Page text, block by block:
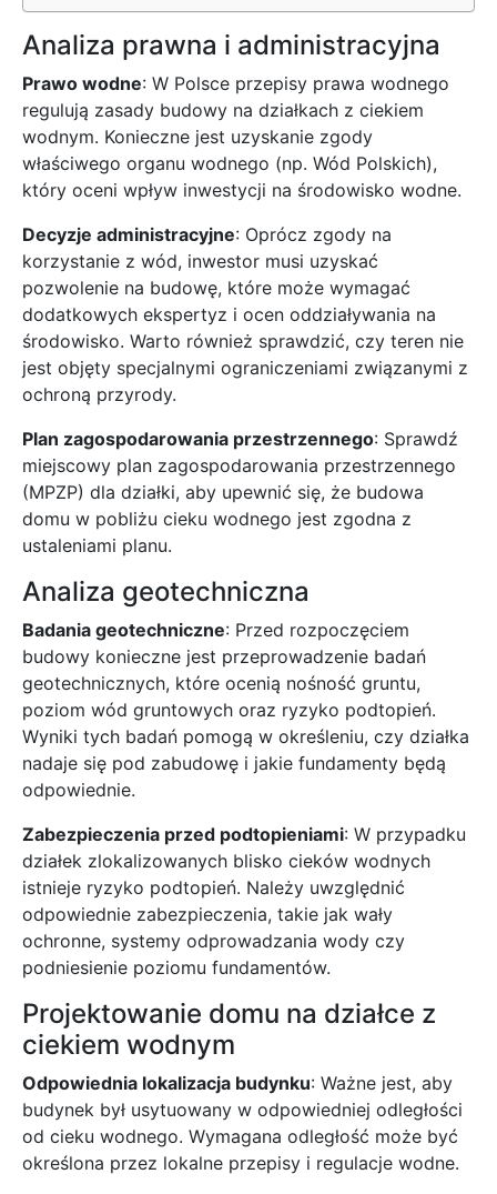
Analiza prawna i administracyjna
Prawo wodne: W Polsce przepisy prawa wodnego
regulują zasady budowy na działkach z ciekiem
wodnym. Konieczne jest uzyskanie zgody
właściwego organu wodnego (np. Wód Polskich),
który oceni wpływ inwestycji na środowisko wodne.
Decyzje administracyjne: Oprócz zgody na
korzystanie z wód, inwestor musi uzyskać
pozwolenie na budowę, które może wymagać
dodatkowych ekspertyz i ocen oddziaływania na
środowisko. Warto również sprawdzić, czy teren nie
jest objęty specjalnymi ograniczeniami związanymi z
ochroną przyrody.
Plan zagospodarowania przestrzennego: Sprawdź
miejscowy plan zagospodarowania przestrzennego
(MPZP) dla działki, aby upewnić się, że budowa
domu w pobliżu cieku wodnego jest zgodna z
ustaleniami planu.
Analiza geotechniczna
Badania geotechniczne: Przed rozpoczęciem
budowy konieczne jest przeprowadzenie badań
geotechnicznych, które ocenią nośność gruntu,
poziom wód gruntowych oraz ryzyko podtopień.
Wyniki tych badań pomogą w określeniu, czy działka
nadaje się pod zabudowę i jakie fundamenty będą
odpowiednie.
Zabezpieczenia przed podtopieniami: W przypadku
działek zlokalizowanych blisko cieków wodnych
istnieje ryzyko podtopień. Należy uwzględnić
odpowiednie zabezpieczenia, takie jak wały
ochronne, systemy odprowadzania wody czy
podniesienie poziomu fundamentów.
Projektowanie domu na działce z
ciekiem wodnym
Odpowiednia lokalizacja budynku: Ważne jest, aby
budynek był usytuowany w odpowiedniej odległości
od cieku wodnego. Wymagana odległość może być
określona przez lokalne przepisy i regulacje wodne.